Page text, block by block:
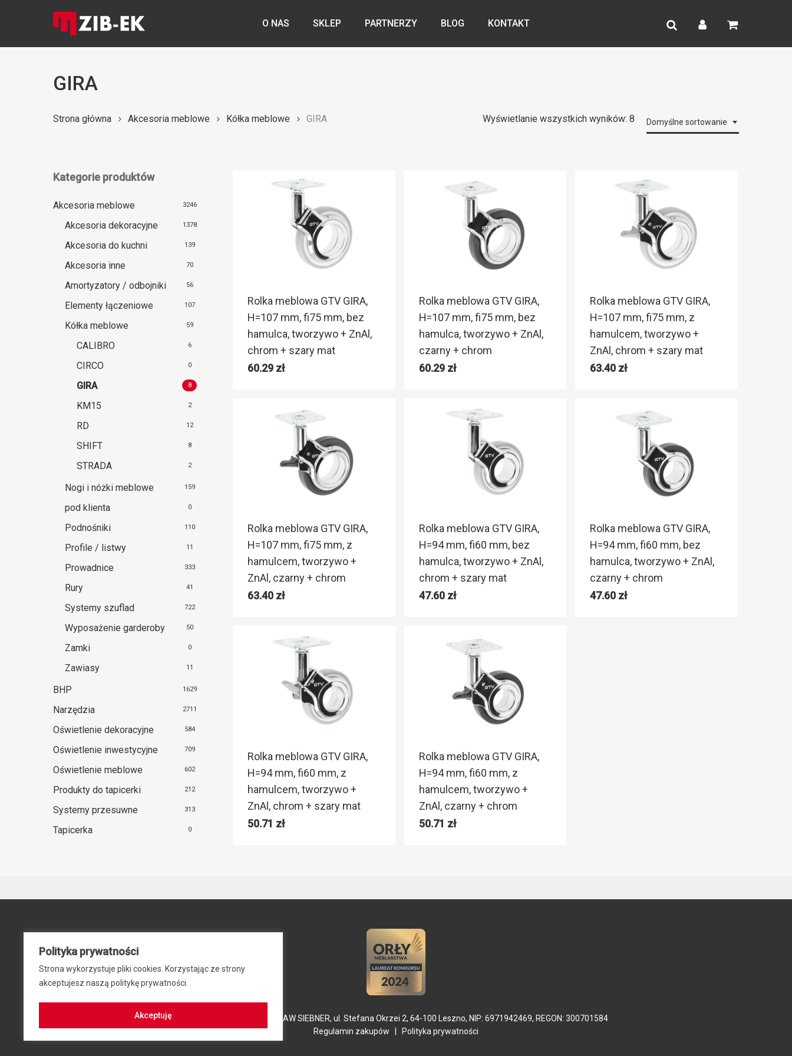
Polityka prywatności
Strona wykorzystuje pliki cookies. Korzystając ze strony
akceptujesz naszą politykę prywatności.
Akceptuję
O NAS SKLEP PARTNERZY BLOG KONTAKT searchaccount
GIRA
Domyślne sortowanie
Wyświetlanie wszystkich wyników: 8
Strona główna Akcesoria meblowe Kółka meblowe GIRA
Kategorie produktów
Akcesoria meblowe 3246
Akcesoria dekoracyjne 1378
Akcesoria do kuchni 139
Akcesoria inne 70
Amortyzatory / odbojniki 56
Elementy łączeniowe 107
Kółka meblowe 59
CALIBRO 6
CIRCO 0
GIRA 8
KM15 2
RD 12
SHIFT 8
STRADA 2
Nogi i nóżki meblowe 159
pod klienta 0
Podnośniki 110
Profile / listwy 11
Prowadnice 333
Rury 41
Systemy szuflad 722
Wyposażenie garderoby 50
Zamki 0
Zawiasy 11
BHP 1629
Narzędzia 2711
Oświetlenie dekoracyjne 584
Oświetlenie inwestycyjne 709
Oświetlenie meblowe 602
Produkty do tapicerki 212
Systemy przesuwne 313
Tapicerka 0
Rolka meblowa GTV GIRA,
H=107 mm, fi75 mm, bez
hamulca, tworzywo + ZnAl,
chrom + szary mat
60.29 zł
Rolka meblowa GTV GIRA,
H=107 mm, fi75 mm, bez
hamulca, tworzywo + ZnAl,
czarny + chrom
60.29 zł
Rolka meblowa GTV GIRA,
H=107 mm, fi75 mm, z
hamulcem, tworzywo +
ZnAl, chrom + szary mat
63.40 zł
Rolka meblowa GTV GIRA,
H=107 mm, fi75 mm, z
hamulcem, tworzywo +
ZnAl, czarny + chrom
63.40 zł
Rolka meblowa GTV GIRA,
H=94 mm, fi60 mm, bez
hamulca, tworzywo + ZnAl,
chrom + szary mat
47.60 zł
Rolka meblowa GTV GIRA,
H=94 mm, fi60 mm, bez
hamulca, tworzywo + ZnAl,
czarny + chrom
47.60 zł
Rolka meblowa GTV GIRA,
H=94 mm, fi60 mm, z
hamulcem, tworzywo +
ZnAl, chrom + szary mat
50.71 zł
Rolka meblowa GTV GIRA,
H=94 mm, fi60 mm, z
hamulcem, tworzywo +
ZnAl, czarny + chrom
50.71 zł
© 2024 ZIB-EK PRZEMYSŁAW SIEBNER, ul. Stefana Okrzei 2, 64-100 Leszno, NIP: 6971942469, REGON: 300701584
Regulamin zakupów
Polityka prywatności